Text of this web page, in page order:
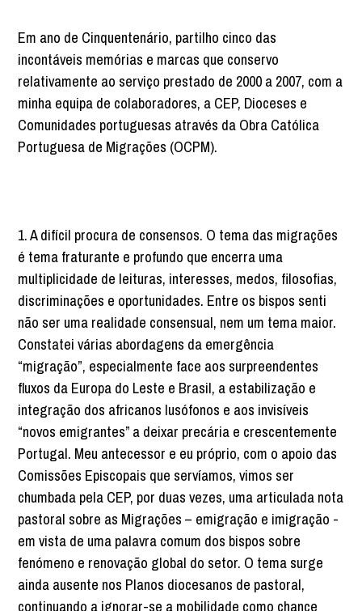
Em ano de Cinquentenário, partilho cinco das
incontáveis memórias e marcas que conservo
relativamente ao serviço prestado de 2000 a 2007, com a
minha equipa de colaboradores, a CEP, Dioceses e
Comunidades portuguesas através da Obra Católica
Portuguesa de Migrações (OCPM).
1. A difícil procura de consensos. O tema das migrações
é tema fraturante e profundo que encerra uma
multiplicidade de leituras, interesses, medos, filosofias,
discriminações e oportunidades. Entre os bispos senti
não ser uma realidade consensual, nem um tema maior.
Constatei várias abordagens da emergência
“migração”, especialmente face aos surpreendentes
fluxos da Europa do Leste e Brasil, a estabilização e
integração dos africanos lusófonos e aos invisíveis
“novos emigrantes” a deixar precária e crescentemente
Portugal. Meu antecessor e eu próprio, com o apoio das
Comissões Episcopais que servíamos, vimos ser
chumbada pela CEP, por duas vezes, uma articulada nota
pastoral sobre as Migrações – emigração e imigração -
em vista de uma palavra comum dos bispos sobre
fenómeno e renovação global do setor. O tema surge
ainda ausente nos Planos diocesanos de pastoral,
continuando a ignorar-se a mobilidade como chance